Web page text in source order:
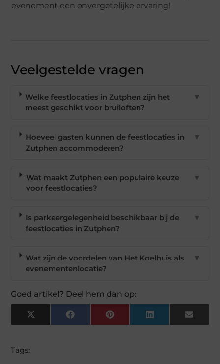
evenement een onvergetelijke ervaring!
Veelgestelde vragen
Welke feestlocaties in Zutphen zijn het
meest geschikt voor bruiloften?
▼
Hoeveel gasten kunnen de feestlocaties in
Zutphen accommoderen?
▼
Wat maakt Zutphen een populaire keuze
voor feestlocaties?
▼
Is parkeergelegenheid beschikbaar bij de
feestlocaties in Zutphen?
▼
Wat zijn de voordelen van Het Koelhuis als
evenementenlocatie?
▼
Goed artikel? Deel hem dan op:
X
(Twitter)
FacebookPinterest LinkedIn Email
Tags: